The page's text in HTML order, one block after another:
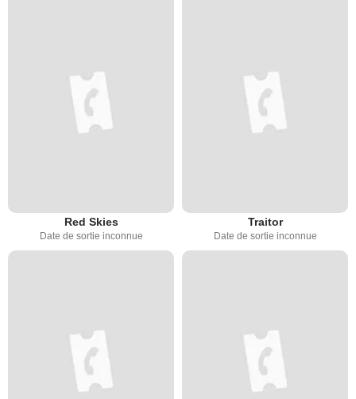
Red Skies
Date de sortie inconnue
Traitor
Date de sortie inconnue